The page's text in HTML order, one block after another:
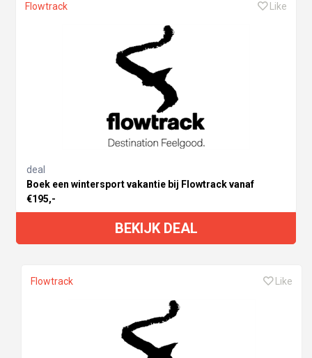
Flowtrack Like
deal
Boek een wintersport vakantie bij Flowtrack vanaf
€195,-
BEKIJK DEAL
Flowtrack Like